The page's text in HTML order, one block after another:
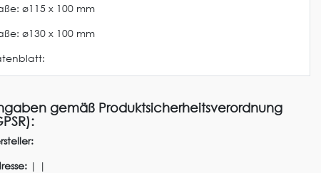
ø115 x 100 mm
ø130 x 100 mm
gemäß Produktsicherheitsverordnung
| |